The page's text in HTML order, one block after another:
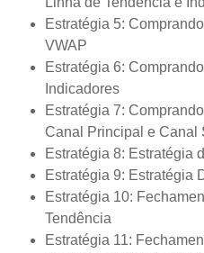
Estratégia 5:
VWAP
Estratégia 6:
Indicadores
Estratégia 7:
Canal Principal e Canal
Estratégia 8: Estratégia
Estratégia 9: Estratégia
Estratégia 10:
Tendência
Estratégia 11: